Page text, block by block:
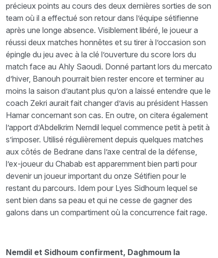
précieux points au cours des deux dernières sorties de son
team où il a effectué son retour dans l’équipe sétifienne
après une longe absence. Visiblement libéré, le joueur a
réussi deux matches honnêtes et su tirer à l’occasion son
épingle du jeu avec à la clé l’ouverture du score lors du
match face au Ahly Saoudi. Donné partant lors du mercato
d’hiver, Banouh pourrait bien rester encore et terminer au
moins la saison d’autant plus qu’on a laissé entendre que le
coach Zekri aurait fait changer d’avis au président Hassen
Hamar concernant son cas. En outre, on citera également
l’apport d’Abdelkrim Nemdil lequel commence petit à petit à
s’imposer. Utilisé régulièrement depuis quelques matches
aux côtés de Bedrane dans l’axe central de la défense,
l’ex-joueur du Chabab est apparemment bien parti pour
devenir un joueur important du onze Sétifien pour le
restant du parcours. Idem pour Lyes Sidhoum lequel se
sent bien dans sa peau et qui ne cesse de gagner des
galons dans un compartiment où la concurrence fait rage.
Nemdil et Sidhoum confirment, Daghmoum la